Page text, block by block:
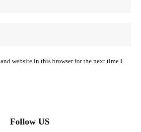
website in this browser for the next time I
Follow US